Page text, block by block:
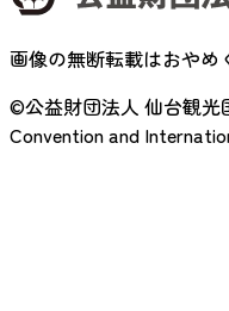
画像の無断転載はおやめ
©公益財団法人 仙台観光
Convention and